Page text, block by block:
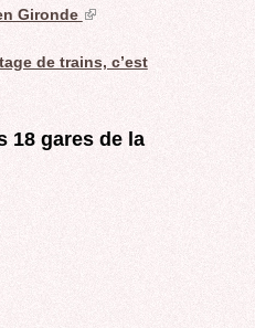
Gironde (link
external)
de trains, c’est
18 gares de la